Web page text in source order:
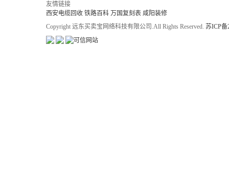
友情链接
西安电缆回收 铁路百科 万国复刻表 咸阳装修
Copyright 远东买卖宝网络科技有限公司.All Rights Reserved. 苏ICP备